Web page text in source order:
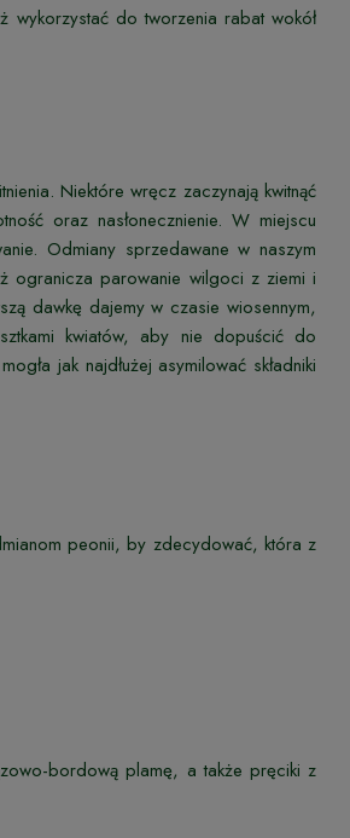
do tworzenia rabat wokół
Niektóre wręcz zaczynają kwitnąć
oraz nasłonecznienie. W miejscu
Odmiany sprzedawane w naszym
ogranicza parowanie wilgoci z ziemi i
dawkę dajemy w czasie wiosennym,
kwiatów, aby nie dopuścić do
jak najdłużej asymilować składniki
peonii, by zdecydować, która z
bordową plamę, a także pręciki z